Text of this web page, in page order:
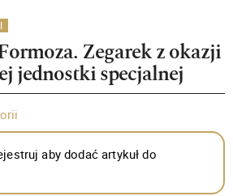
Zegarek z okazji
jednostki specjalnej
aby dodać artykuł do